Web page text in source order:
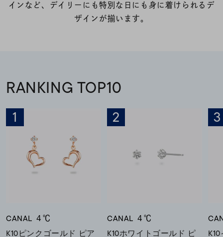
カテゴリー
素材
カラー
モチーフ
インなど、デイリーにも特別な日にも身に着けられるデ
ザインが揃います。
RANKING TOP10
1
CANAL ４℃
K10ピンクゴールド ピア
2
CANAL ４℃
K10ホワイトゴールド ピ
3
新着順
並び替え